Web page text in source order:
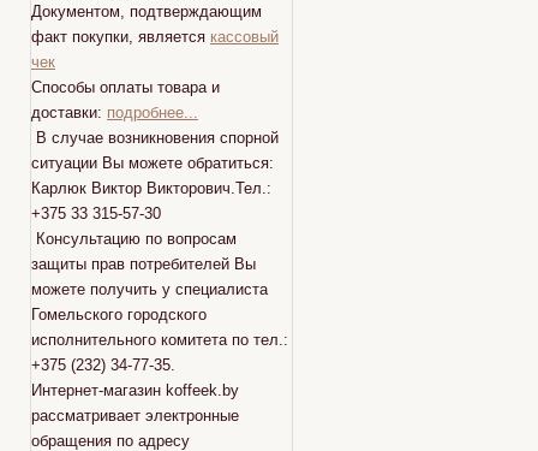
Документом, подтверждающим
факт покупки, является кассовый
чек
Способы оплаты товара и
доставки: подробнее...
В случае возникновения спорной
ситуации Вы можете обратиться:
Карлюк Виктор Викторович.Тел.:
+375 33 315-57-30
Консультацию по вопросам
защиты прав потребителей Вы
можете получить у специалиста
Гомельского городского
исполнительного комитета по тел.:
+375 (232) 34-77-35.
Интернет-магазин koffeek.by
рассматривает электронные
обращения по адресу